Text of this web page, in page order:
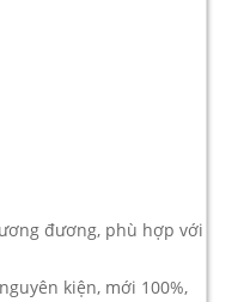
đương, phù hợp với
kiện, mới 100%,